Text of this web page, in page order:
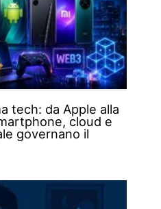
tech: da Apple alla
cloud e
governano il